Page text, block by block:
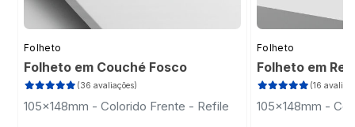
Folheto
Folheto em Couché Fosco
(36 avaliações)
105x148mm - Colorido Frente - Refile
Folheto
Folheto em
(16
105x148mm -